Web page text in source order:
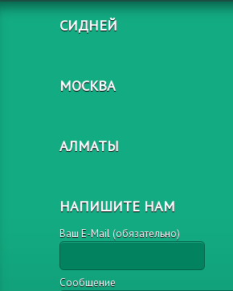
СИДНЕЙ
МОСКВА
АЛМАТЫ
НАПИШИТЕ НАМ
Ваш E-Mail (обязательно)
Сообщение